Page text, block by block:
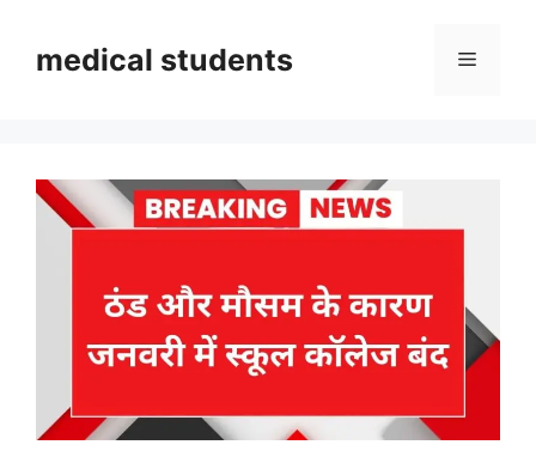
contentmedical students Menu